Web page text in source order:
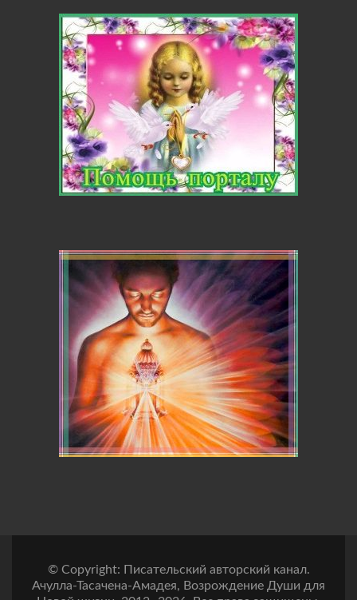
© Copyright: Писательский авторский канал.
Ачулла-Тасачена-Амадея, Возрождение Души для